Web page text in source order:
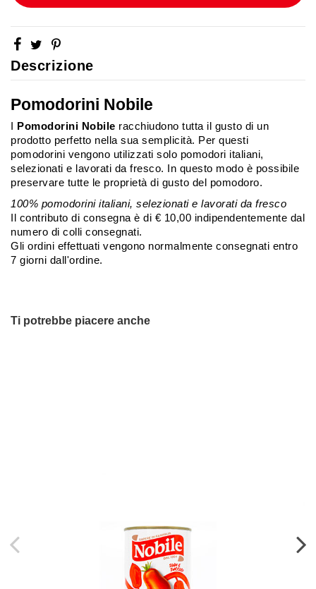
Descrizione
Pomodorini Nobile
I Pomodorini Nobile racchiudono tutta il gusto di un
prodotto perfetto nella sua semplicità. Per questi
pomodorini vengono utilizzati solo pomodori italiani,
selezionati e lavorati da fresco. In questo modo è possibile
preservare tutte le proprietà di gusto del pomodoro.
100% pomodorini italiani, selezionati e lavorati da fresco
Il contributo di consegna è di € 10,00 indipendentemente dal
numero di colli consegnati.
Gli ordini effettuati vengono normalmente consegnati entro
7 giorni dall'ordine.
Ti potrebbe piacere anche